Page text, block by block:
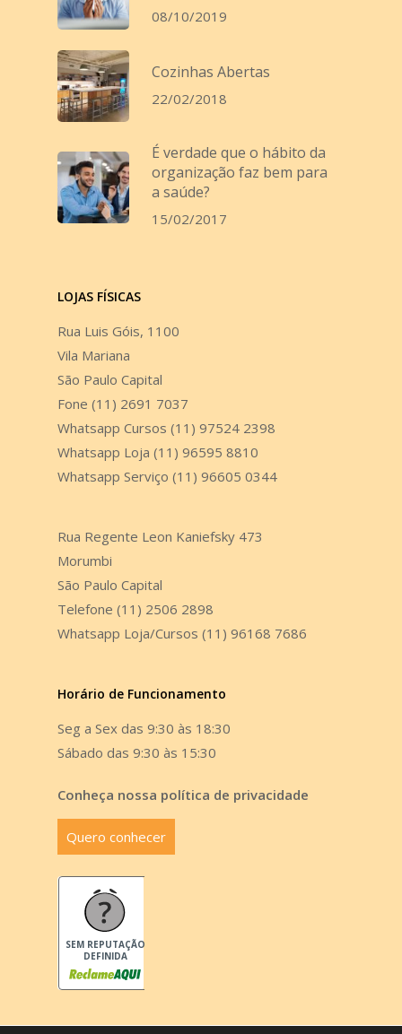
08/10/2019
Cozinhas Abertas
22/02/2018
É verdade que o hábito da
organização faz bem para
a saúde?
15/02/2017
LOJAS FÍSICAS
Rua Luis Góis, 1100
Vila Mariana
São Paulo Capital
Fone (11) 2691 7037
Whatsapp Cursos (11) 97524 2398
Whatsapp Loja (11) 96595 8810
Whatsapp Serviço (11) 96605 0344
Rua Regente Leon Kaniefsky 473
Morumbi
São Paulo Capital
Telefone (11) 2506 2898
Whatsapp Loja/Cursos (11) 96168 7686
Horário de Funcionamento
Seg a Sex das 9:30 às 18:30
Sábado das 9:30 às 15:30
Conheça nossa política de privacidade
Quero conhecer
SEM REPUTAÇÃO
DEFINIDA